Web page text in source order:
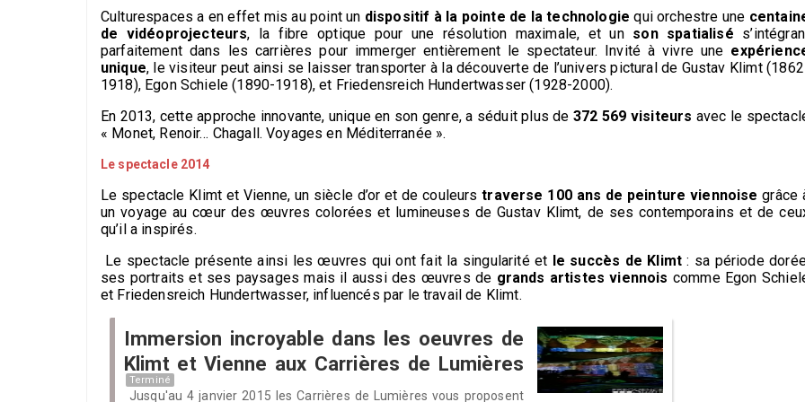
Culturespaces a en effet mis au point un dispositif à la pointe de la technologie qui orchestre une
de vidéoprojecteurs, la fibre optique pour une résolution maximale, et un son spatialisé
parfaitement dans les carrières pour immerger entièrement le spectateur. Invité à vivre une
unique, le visiteur peut ainsi se laisser transporter à la découverte de l’univers pictural de Gustav Klimt
1918), Egon Schiele (1890-1918), et Friedensreich Hundertwasser (1928-2000).
En 2013, cette approche innovante, unique en son genre, a séduit plus de372 569 visiteurs avec le
« Monet, Renoir… Chagall. Voyages en Méditerranée ».
Le spectacle 2014
Le spectacle Klimt et Vienne, un siècle d’or et de couleurs traverse 100 ans de peinture viennoise grâce
un voyage au cœur des œuvres colorées et lumineuses de Gustav Klimt, de ses contemporains et de
qu’il a inspirés.
Le spectacle présente ainsi les œuvres qui ont fait la singularité et le succès de Klimt : sa période
ses portraits et ses paysages mais il aussi des œuvres de grands artistes viennois comme Egon
et Friedensreich Hundertwasser, influencés par le travail de Klimt.
Immersion incroyable dans les oeuvres de
Klimt et Vienne aux Carrières de Lumières
Terminé
Jusqu'au 4 janvier 2015 les Carrières de Lumières vous proposent